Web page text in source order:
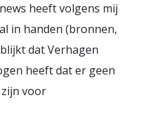
heeft volgens mij
in handen (bronnen,
dat Verhagen
heeft dat er geen
voor